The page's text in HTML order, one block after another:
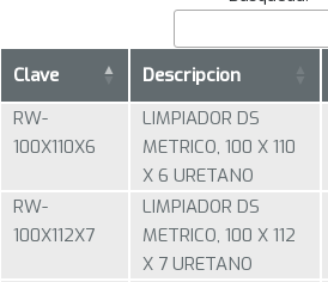
Clave Descripcion
RW-
100X110X6
LIMPIADOR DS
METRICO, 100 X 110
X 6 URETANO
RW-
100X112X7
LIMPIADOR DS
METRICO, 100 X 112
X 7 URETANO